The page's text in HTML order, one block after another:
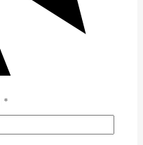
*Bắt
buộc